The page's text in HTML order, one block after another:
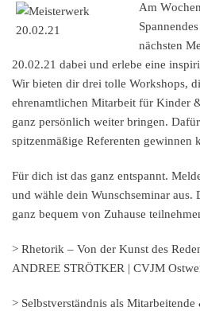
Am W
nächsten
20.02.21 dabei und erlebe eine
Wir bieten dir drei tolle Workshops,
ehrenamtlichen Mitarbeit für Kinder
ganz persönlich weiter bringen.
spitzenmäßige Referenten gewinnen
Für dich ist das ganz entspannt.
und wähle dein Wunschseminar aus.
ganz bequem von Zuhause
> Rhetorik – Von der Kunst des
ANDREE STRÖTKER | CVJM
> Selbstverständnis als